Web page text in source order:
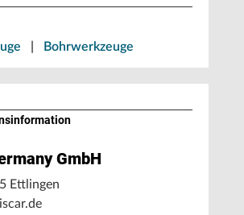
Bohrwerkzeuge
GmbH
Ettlingen